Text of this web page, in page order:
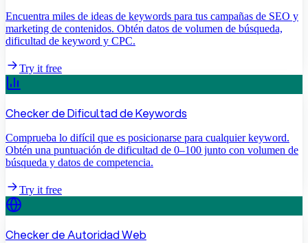
Encuentra miles de ideas de keywords para tus campañas de SEO y
marketing de contenidos. Obtén datos de volumen de búsqueda,
dificultad de keyword y CPC.
Try it free
Checker de Dificultad de Keywords
Comprueba lo difícil que es posicionarse para cualquier keyword.
Obtén una puntuación de dificultad de 0–100 junto con volumen de
búsqueda y datos de competencia.
Try it free
Checker de Autoridad Web